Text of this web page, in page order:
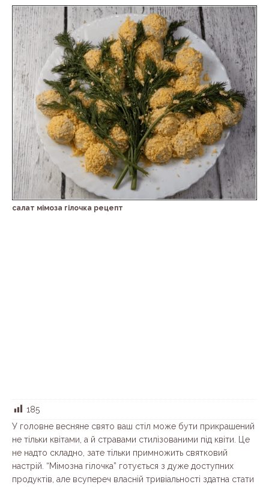
салат мімоза гілочка рецепт
185
У головне весняне свято ваш стіл може бути прикрашений
не тільки квітами, а й стравами стилізованими під квіти. Це
не надто складно, зате тільки примножить святковий
настрій. “Мімозна гілочка” готується з дуже доступних
продуктів, але всупереч власній тривіальності здатна стати